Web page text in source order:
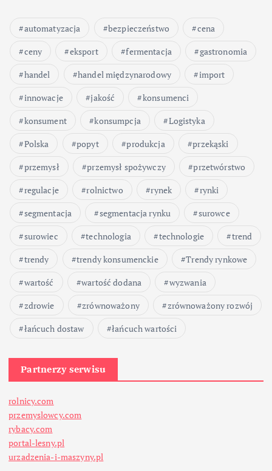
w
a
n
i
e
w
p
i
s
ó
w
automatyzacja bezpieczeństwo
cena
ceny
eksport fermentacja
gastronomia
handel
handel międzynarodowy
import
innowacje
jakość
konsumenci
konsument
konsumpcja
Logistyka
Polska
popyt produkcja
przekąski
przemysł
przemysł spożywczy
przetwórstwo
regulacje
rolnictwo rynek
rynki
segmentacja
segmentacja rynku
surowce
surowiec
technologia technologie
trend
trendy
trendy konsumenckie
Trendy rynkowe
wartość
wartość dodana
wyzwania
zdrowie
zrównoważony
zrównoważony rozwój
łańcuch dostaw
łańcuch wartości
Partnerzy serwisu
rolnicy.com
przemyslowcy.com
rybacy.com
portal-lesny.pl
urzadzenia-i-maszyny.pl